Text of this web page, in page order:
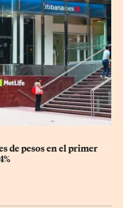
de pesos en el primer